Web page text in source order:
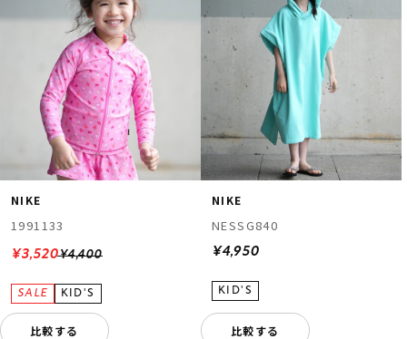
NIKE
1991133
¥4,400
¥3,520
比較する
NIKE
NESSG840
¥4,950
比較する